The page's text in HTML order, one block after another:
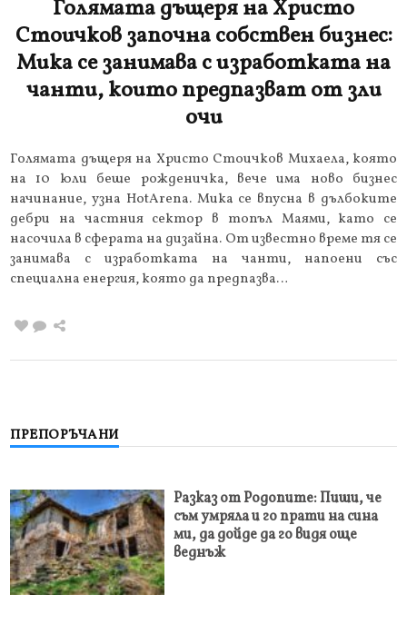
Голямата дъщеря на Христо
Стоичков започна собствен бизнес:
Мика се занимава с изработката на
чанти, които предпазват от зли
очи
Голямата дъщеря на Христо Стоичков Михаела, която
на 10 юли беше рожденичка, вече има ново бизнес
начинание, узна HotArena. Мика се впусна в дълбоките
дебри на частния сектор в топъл Маями, като се
насочила в сферата на дизайна. От известно време тя се
занимава с изработката на чанти, напоени със
специална енергия, която да предпазва…
ПРЕПОРЪЧАНИ
Разказ от Родопите: Пиши, че
съм умряла и го прати на сина
ми, да дойде да го видя още
веднъж